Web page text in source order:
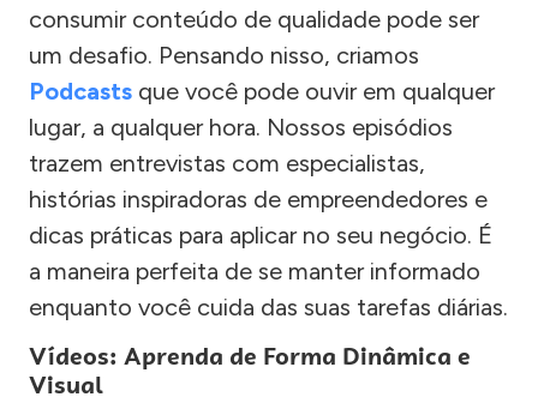
consumir conteúdo de qualidade pode ser
um desafio. Pensando nisso, criamos
Podcasts que você pode ouvir em qualquer
lugar, a qualquer hora. Nossos episódios
trazem entrevistas com especialistas,
histórias inspiradoras de empreendedores e
dicas práticas para aplicar no seu negócio. É
a maneira perfeita de se manter informado
enquanto você cuida das suas tarefas diárias.
Vídeos: Aprenda de Forma Dinâmica e
Visual